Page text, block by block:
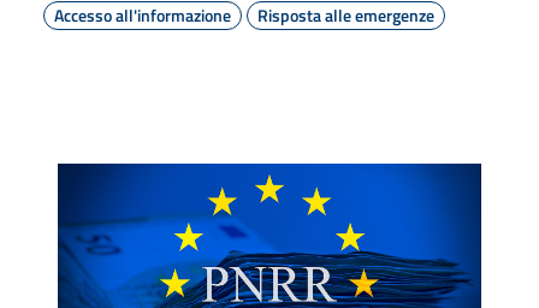
Accesso all'informazione
Risposta alle emergenze